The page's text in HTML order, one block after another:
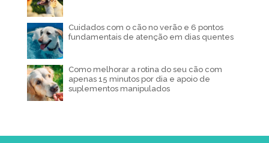
Cuidados com o cão no verão e 6 pontos
fundamentais de atenção em dias quentes
Como melhorar a rotina do seu cão com
apenas 15 minutos por dia e apoio de
suplementos manipulados